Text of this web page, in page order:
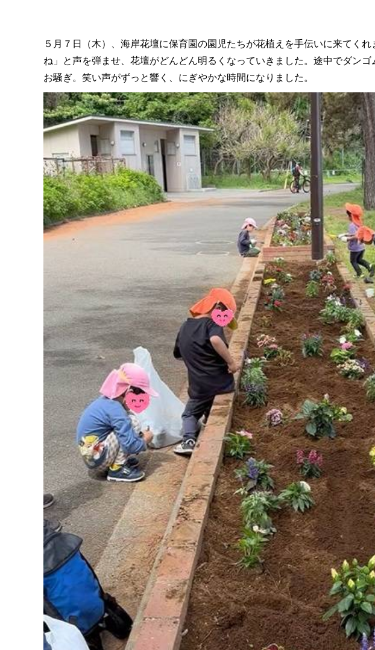
５月７日（木）、海岸花壇に保育園の園児たちが花植えを手伝いに来てく
ね」と声を弾ませ、花壇がどんどん明るくなっていきました。途中でダン
お騒ぎ。笑い声がずっと響く、にぎやかな時間になりました。